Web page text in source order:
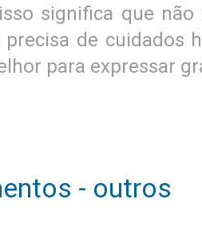
significa que
precisa de cuidados
para expressar
- outros